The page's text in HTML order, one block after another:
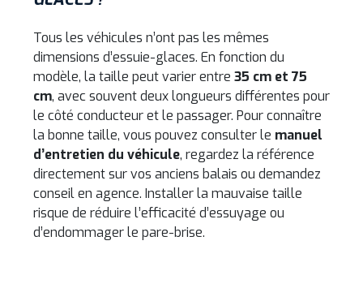
Tous les véhicules n’ont pas les mêmes
dimensions d’essuie-glaces. En fonction du
modèle, la taille peut varier entre 35 cm et 75
cm, avec souvent deux longueurs différentes pour
le côté conducteur et le passager. Pour connaître
la bonne taille, vous pouvez consulter le manuel
d’entretien du véhicule, regardez la référence
directement sur vos anciens balais ou demandez
conseil en agence. Installer la mauvaise taille
risque de réduire l’efficacité d’essuyage ou
d’endommager le pare-brise.